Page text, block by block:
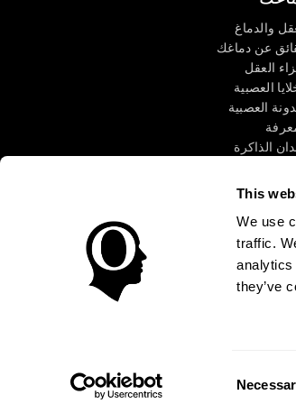
This
We use
traffic.
analytics
they’ve
والدماغ
عن دماغك
العقل
العصبية
العصبية
الذاكرة
ذهنية
الحسى
CogniFit Inc © 2026